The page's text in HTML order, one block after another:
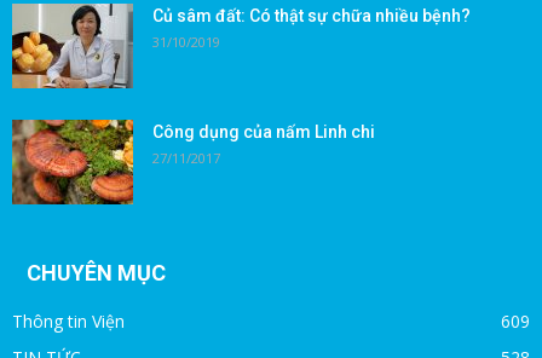
Củ sâm đất: Có thật sự chữa nhiều bệnh?
31/10/2019
Công dụng của nấm Linh chi
27/11/2017
CHUYÊN MỤC
Thông tin Viện
609